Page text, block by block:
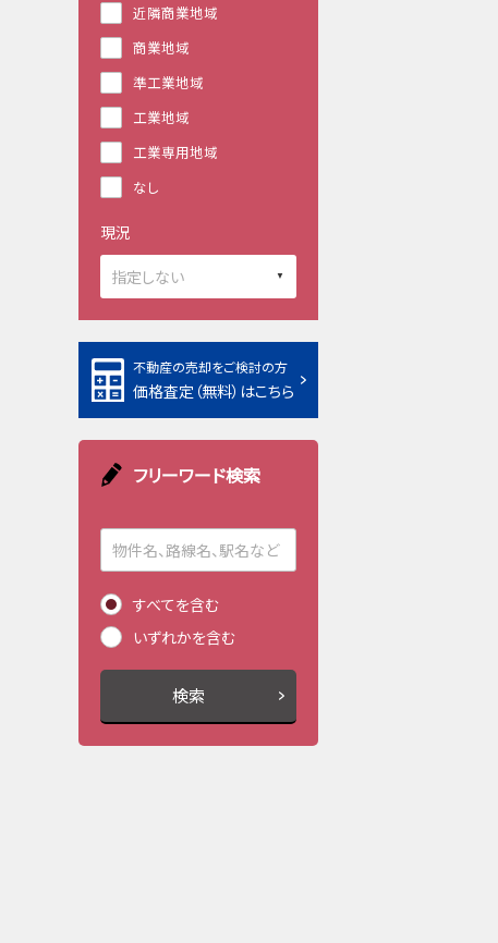
近隣商業地域
商業地域
準工業地域
工業地域
工業専用地域
なし
現況
不動産の売却をご検討の方
価格査定（無料）はこちら
フリーワード検索
すべてを含む
いずれかを含む
検索